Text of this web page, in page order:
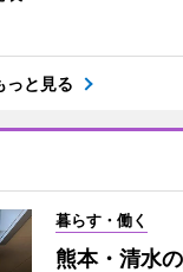
っと見る
暮らす・働く
熊本・清水